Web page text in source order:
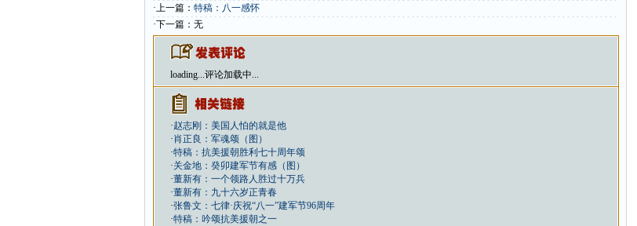
·上一篇： 特稿：八一感怀
·下一篇：无
loading...评论加载中...
·赵志刚：美国人怕的就是他
·肖正良：军魂颂（图）
·特稿：抗美援朝胜利七十周年颂
·关金地：癸卯建军节有感（图）
·董新有：一个领路人胜过十万兵
·董新有：九十六岁正青春
·张鲁文：七律·庆祝“八一”建军节96周年
·特稿：吟颂抗美援朝之一